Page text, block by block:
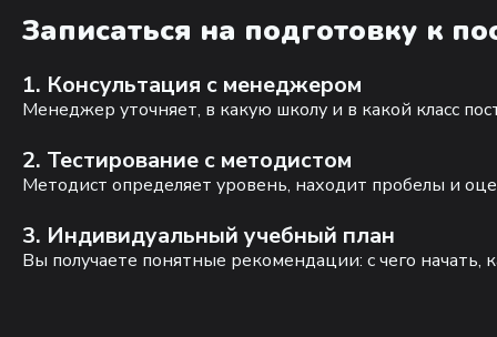
Записаться на подготовку к
1. Консультация с менеджером
Менеджер уточняет, в какую школу и в какой класс
2. Тестирование с методистом
Методист определяет уровень, находит пробелы и
3. Индивидуальный учебный план
Вы получаете понятные рекомендации: с чего начать,